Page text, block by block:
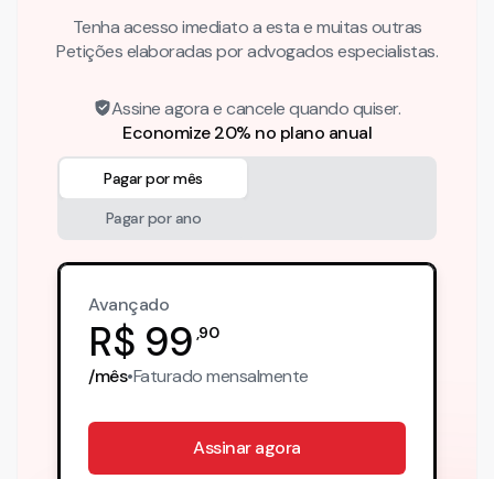
Tenha acesso imediato a esta e muitas outras
Petições elaboradas por advogados especialistas.
Assine agora e cancele quando quiser.
Economize 20% no plano anual
Pagar por mês
Pagar por ano
Avançado
R$ 99 ,90
/mês•Faturadomensalmente
Assinar agora